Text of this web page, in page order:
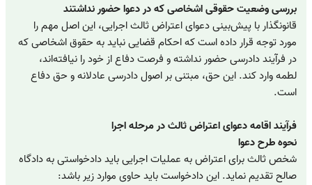
بررسی وضعیت حقوقی اشخاصی که در دعوا حضور نداشتند
قانونگذار با پیش‌بینی دعوای اعتراض ثالث اجرایی، این اصل مهم را
مورد توجه قرار داده است که احکام قضایی نباید به حقوق اشخاصی که
در فرآیند دادرسی حضور نداشته و فرصت دفاع از خود را نیافته‌اند،
لطمه وارد کند. این حق، مبتنی بر اصول دادرسی عادلانه و حق دفاع
است.
فرآیند اقامه دعوای اعتراض ثالث در مرحله اجرا
نحوه طرح دعوا
شخص ثالث برای اعتراض به عملیات اجرایی باید دادخواستی به دادگاه
صالح تقدیم نماید. این دادخواست باید حاوی موارد زیر باشد: